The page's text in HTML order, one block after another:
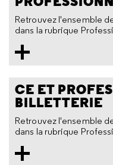
Retrouvez l'ensemble
dans la rubrique
CE ET
BILLETTERIE
Retrouvez l'ensemble
dans la rubrique